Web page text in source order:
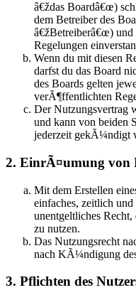
â€ždas Boardâ€œ)
dem Betreiber des
â€žBetreiberâ€œ)
Regelungen
Wenn du mit diesen
darfst du das Board
des Boards gelten
verÃ¶ffentlichten
Der Nutzungsvertrag
und kann von beiden
jederzeit gekÃ¼ndigt
2. EinrÃ¤umung von
Mit dem Erstellen
einfaches, zeitlich
unentgeltliches
zu nutzen.
Das Nutzungsrecht
nach KÃ¼ndigung
3. Pflichten des